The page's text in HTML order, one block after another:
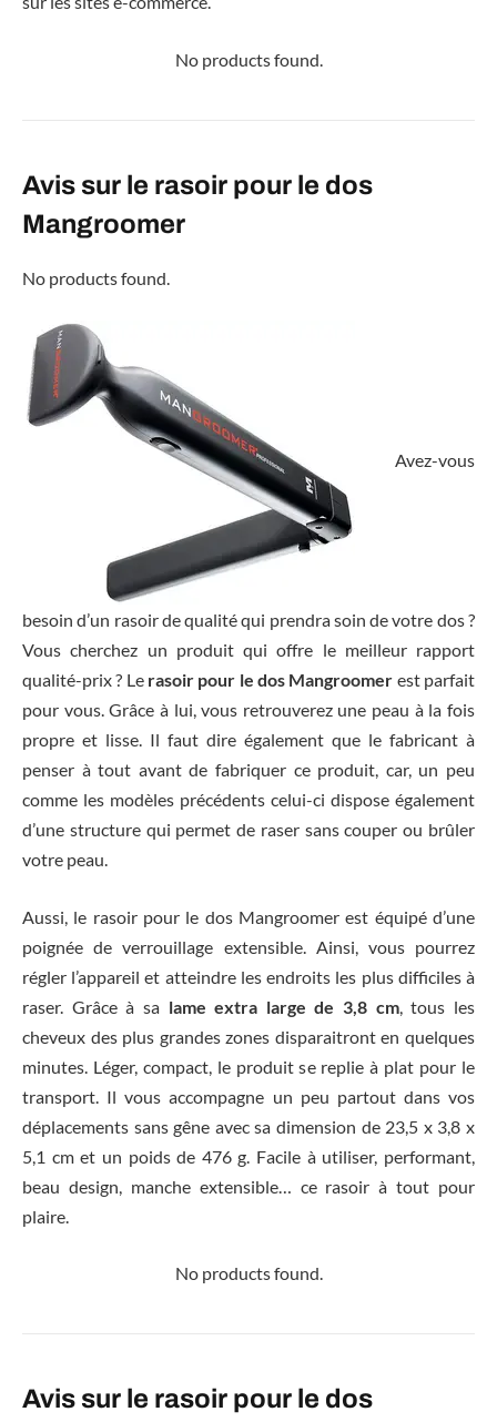
No products found.
Avis sur le rasoir pour le dos
Mangroomer
No products found.
Avez-vous
besoin d’un rasoir de qualité qui prendra soin de votre dos ?
Vous cherchez un produit qui offre le meilleur rapport
qualité-prix ? Le rasoir pour le dos Mangroomer est parfait
pour vous. Grâce à lui, vous retrouverez une peau à la fois
propre et lisse. Il faut dire également que le fabricant à
penser à tout avant de fabriquer ce produit, car, un peu
comme les modèles précédents celui-ci dispose également
d’une structure qui permet de raser sans couper ou brûler
votre peau.
Aussi, le rasoir pour le dos Mangroomer est équipé d’une
poignée de verrouillage extensible. Ainsi, vous pourrez
régler l’appareil et atteindre les endroits les plus difficiles à
raser. Grâce à sa lame extra large de 3,8 cm, tous les
cheveux des plus grandes zones disparaitront en quelques
minutes. Léger, compact, le produit se replie à plat pour le
transport. Il vous accompagne un peu partout dans vos
déplacements sans gêne avec sa dimension de 23,5 x 3,8 x
5,1 cm et un poids de 476 g. Facile à utiliser, performant,
beau design, manche extensible… ce rasoir à tout pour
plaire.
No products found.
Avis sur le rasoir pour le dos